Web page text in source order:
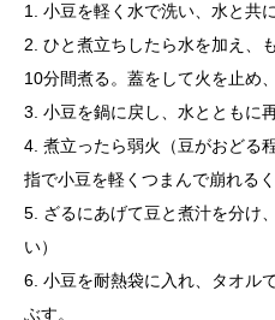
1. 小豆を軽く水で洗い、水と共
2. ひと煮立ちしたら水を加え、
10分間煮る。蓋をして火を止め
3. 小豆を鍋に戻し、水とともに
4. 煮立ったら弱火（豆がおどる
指で小豆を軽くつまんで崩れる
5. ざるにあげて豆と煮汁を分け
い）
6. 小豆を耐熱袋に入れ、タオル
ぶす。